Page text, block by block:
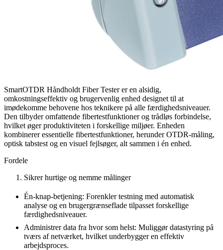
SmartOTDR Håndholdt Fiber Tester er en alsidig,
omkostningseffektiv og brugervenlig enhed designet til at
imødekomme behovene hos teknikere på alle færdighedsniveauer.
Den tilbyder omfattende fibertestfunktioner og trådløs forbindelse,
hvilket øger produktiviteten i forskellige miljøer. Enheden
kombinerer essentielle fibertestfunktioner, herunder OTDR-måling,
optisk tabstest og en visuel fejlsøger, alt sammen i én enhed.
Fordele
Sikrer hurtige og nemme målinger
Én-knap-betjening: Forenkler testning med automatisk
analyse og en brugergrænseflade tilpasset forskellige
færdighedsniveauer.
Administrer data fra hvor som helst: Muliggør datastyring på
tværs af netværket, hvilket underbygger en effektiv
arbejdsproces.